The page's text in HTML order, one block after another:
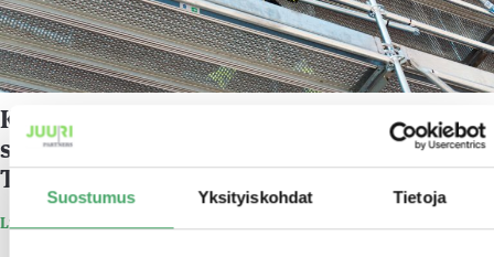
Suostumus Yksityiskohdat Tietoja
KAS-Telineet Oy kasvaa yhdeksi alansa
suurimmista yrityksistä yhdistymällä
Telineurakointi RA Oy:n kanssa
Lue lisää